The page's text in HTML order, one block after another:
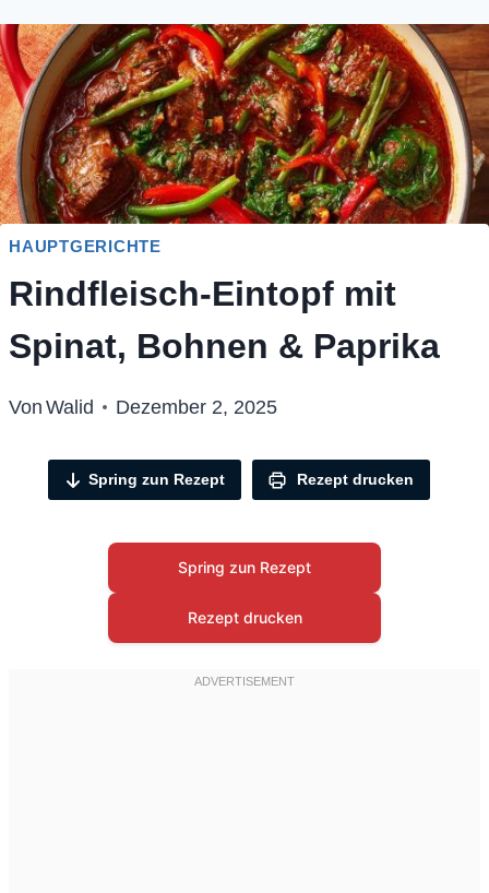
HAUPTGERICHTE
Rindfleisch-Eintopf mit
Spinat, Bohnen & Paprika
Von Walid Dezember 2, 2025
Spring zun Rezept Rezept drucken
Spring zun Rezept
Rezept drucken